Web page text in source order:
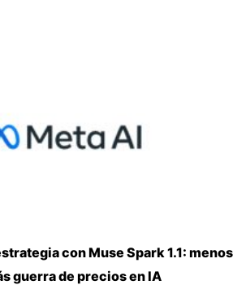
con Muse Spark 1.1: menos
guerra de precios en IA